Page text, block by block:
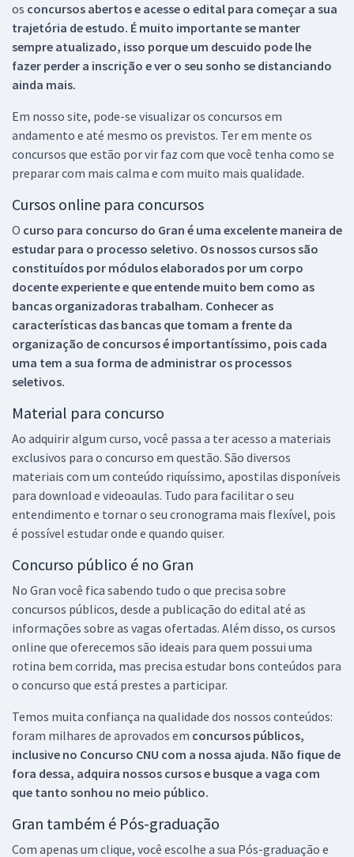
os concursos abertos e acesse o edital para começar a sua
trajetória de estudo. É muito importante se manter
sempre atualizado, isso porque um descuido pode lhe
fazer perder a inscrição e ver o seu sonho se distanciando
ainda mais.
Em nosso site, pode-se visualizar os concursos em
andamento e até mesmo os previstos. Ter em mente os
concursos que estão por vir faz com que você tenha como se
preparar com mais calma e com muito mais qualidade.
Cursos online para concursos
O curso para concurso do Gran é uma excelente maneira de
estudar para o processo seletivo. Os nossos cursos são
constituídos por módulos elaborados por um corpo
docente experiente e que entende muito bem como as
bancas organizadoras trabalham. Conhecer as
características das bancas que tomam a frente da
organização de concursos é importantíssimo, pois cada
uma tem a sua forma de administrar os processos
seletivos.
Material para concurso
Ao adquirir algum curso, você passa a ter acesso a materiais
exclusivos para o concurso em questão. São diversos
materiais com um conteúdo riquíssimo, apostilas disponíveis
para download e videoaulas. Tudo para facilitar o seu
entendimento e tornar o seu cronograma mais flexível, pois
é possível estudar onde e quando quiser.
Concurso público é no Gran
No Gran você fica sabendo tudo o que precisa sobre
concursos públicos, desde a publicação do edital até as
informações sobre as vagas ofertadas. Além disso, os cursos
online que oferecemos são ideais para quem possui uma
rotina bem corrida, mas precisa estudar bons conteúdos para
o concurso que está prestes a participar.
Temos muita confiança na qualidade dos nossos conteúdos:
foram milhares de aprovados em concursos públicos,
inclusive no Concurso CNU com a nossa ajuda. Não fique de
fora dessa, adquira nossos cursos e busque a vaga com
que tanto sonhou no meio público.
Gran também é Pós-graduação
Com apenas um clique, você escolhe a sua Pós-graduação e